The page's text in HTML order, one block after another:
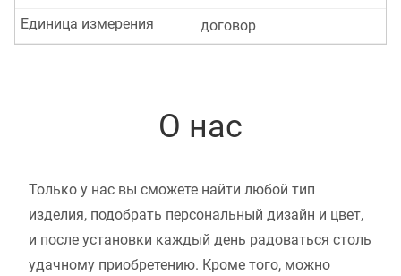
договор
Единица измерения
О нас
Только у нас вы сможете найти любой тип
изделия, подобрать персональный дизайн и цвет,
и после установки каждый день радоваться столь
удачному приобретению. Кроме того, можно